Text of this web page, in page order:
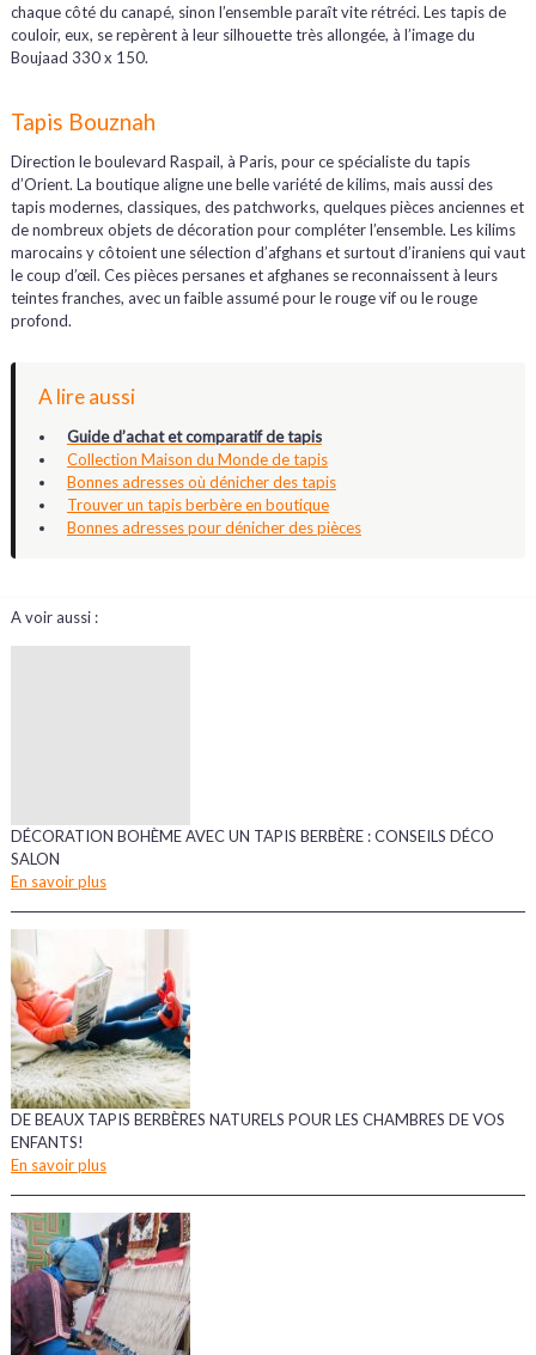
chaque côté du canapé, sinon l’ensemble paraît vite rétréci. Les tapis de
couloir, eux, se repèrent à leur silhouette très allongée, à l’image du
Boujaad 330 x 150.
Tapis Bouznah
Direction le boulevard Raspail, à Paris, pour ce spécialiste du tapis
d’Orient. La boutique aligne une belle variété de kilims, mais aussi des
tapis modernes, classiques, des patchworks, quelques pièces anciennes et
de nombreux objets de décoration pour compléter l’ensemble. Les kilims
marocains y côtoient une sélection d’afghans et surtout d’iraniens qui vaut
le coup d’œil. Ces pièces persanes et afghanes se reconnaissent à leurs
teintes franches, avec un faible assumé pour le rouge vif ou le rouge
profond.
A lire aussi
Guide d’achat et comparatif de tapis
Collection Maison du Monde de tapis
Bonnes adresses où dénicher des tapis
Trouver un tapis berbère en boutique
Bonnes adresses pour dénicher des pièces
A voir aussi :
DÉCORATION BOHÈME AVEC UN TAPIS BERBÈRE : CONSEILS DÉCO
SALON
En savoir plus
DE BEAUX TAPIS BERBÈRES NATURELS POUR LES CHAMBRES DE VOS
ENFANTS!
En savoir plus